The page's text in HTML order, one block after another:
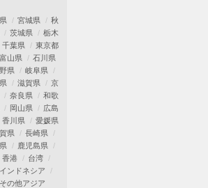
宮城県
秋
茨城県
栃木
千葉県
東京都
富山県
石川県
県
岐阜県
滋賀県
京
奈良県
和歌
岡山県
広島
香川県
愛媛県
県
長崎県
鹿児島県
香港
台湾
インドネシア
その他アジア